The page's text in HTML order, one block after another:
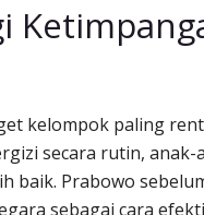
kelompok paling
secara rutin,
baik. Prabowo
sebagai cara